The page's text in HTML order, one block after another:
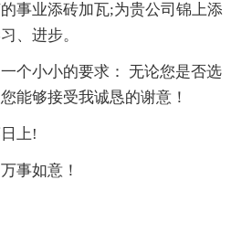
事业添砖加瓦;为贵公司锦上添
、进步。
个小小的要求： 无论您是否选
能够接受我诚恳的谢意！
上!
事如意！